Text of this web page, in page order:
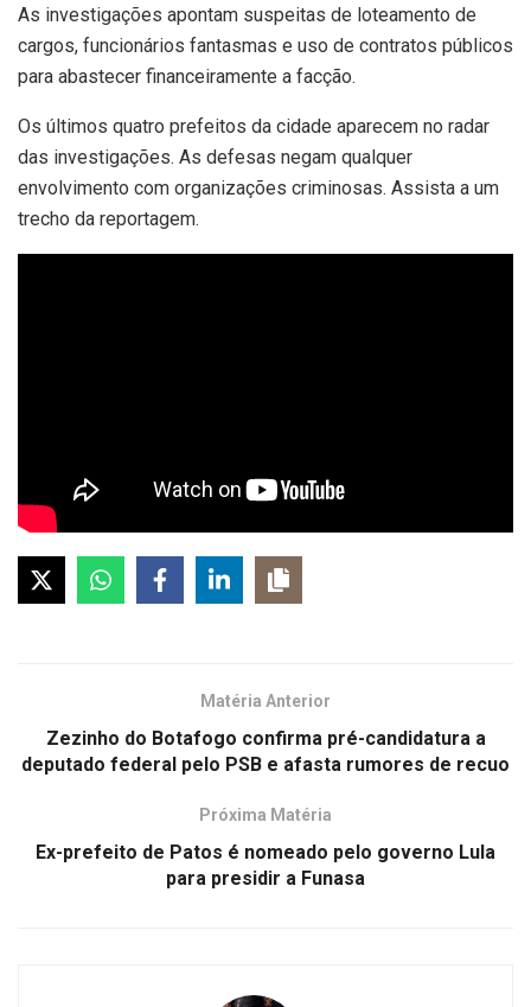
As investigações apontam suspeitas de loteamento de
cargos, funcionários fantasmas e uso de contratos públicos
para abastecer financeiramente a facção.
Os últimos quatro prefeitos da cidade aparecem no radar
das investigações. As defesas negam qualquer
envolvimento com organizações criminosas. Assista a um
trecho da reportagem.
Matéria Anterior
Zezinho do Botafogo confirma pré-candidatura a
deputado federal pelo PSB e afasta rumores de recuo
Próxima Matéria
Ex-prefeito de Patos é nomeado pelo governo Lula
para presidir a Funasa